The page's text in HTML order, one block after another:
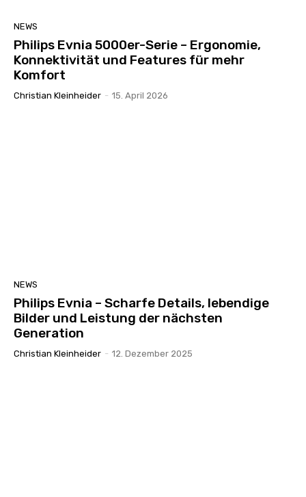
NEWS
Philips Evnia 5000er-Serie – Ergonomie,
Konnektivität und Features für mehr
Komfort
Christian Kleinheider - 15. April 2026
NEWS
Philips Evnia – Scharfe Details, lebendige
Bilder und Leistung der nächsten
Generation
Christian Kleinheider - 12. Dezember 2025